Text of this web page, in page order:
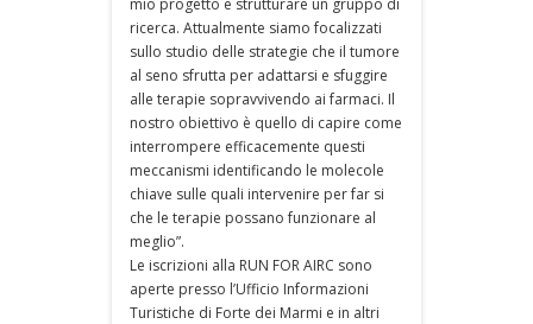
ricerca. Attualmente siamo focalizzati
sullo studio delle strategie che il tumore
al seno sfrutta per adattarsi e sfuggire
alle terapie sopravvivendo ai farmaci. Il
nostro obiettivo è quello di capire come
interrompere efficacemente questi
meccanismi identificando le molecole
chiave sulle quali intervenire per far si
che le terapie possano funzionare al
meglio”.
Le iscrizioni alla RUN FOR AIRC sono
aperte presso l’Ufficio Informazioni
Turistiche di Forte dei Marmi e in altri